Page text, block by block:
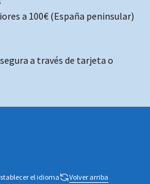
a 100€ (España peninsular)
a través de tarjeta o
el idioma Volver arriba